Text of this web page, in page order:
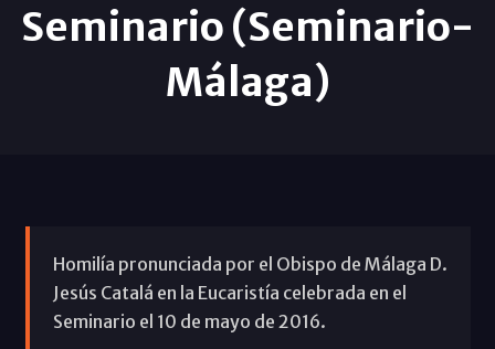
Seminario (Seminario-
Málaga)
Homilía pronunciada por el Obispo de Málaga D.
Jesús Catalá en la Eucaristía celebrada en el
Seminario el 10 de mayo de 2016.